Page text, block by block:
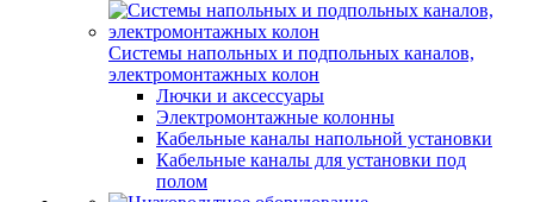
Системы напольных и подпольных каналов,
электромонтажных колон
Лючки и аксессуары
Электромонтажные колонны
Кабельные каналы напольной установки
Кабельные каналы для установки под
полом